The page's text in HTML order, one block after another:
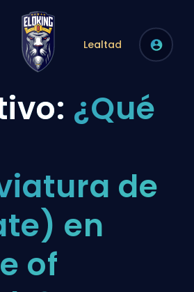
Lealtad
¿Qué
de
en
of